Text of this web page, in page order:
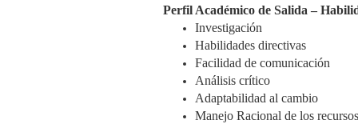
Perfil Académico de Salida –
Investigación
Habilidades directivas
Facilidad de comunicación
Análisis crítico
Adaptabilidad al cambio
Manejo Racional de los recursos